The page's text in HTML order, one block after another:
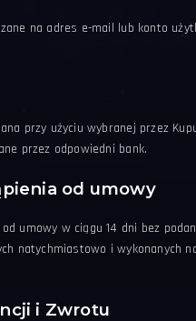
na adres e-mail lub konto
przy użyciu wybranej przez
przez odpowiedni bank.
od umowy
umowy w ciągu 14 dni bez
natychmiastowo i wykonanych
i Zwrotu